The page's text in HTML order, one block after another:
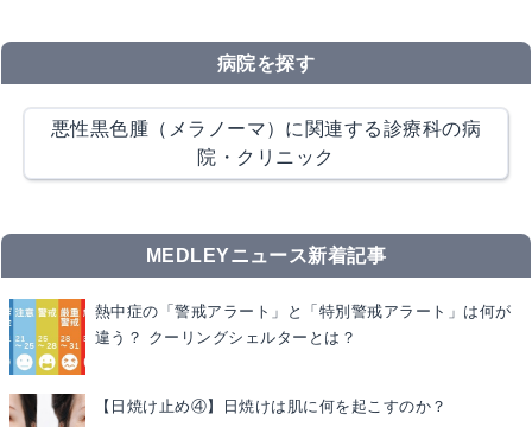
病院を探す
悪性黒色腫（メラノーマ）に関連する診療科の病
院・クリニック
MEDLEYニュース新着記事
熱中症の「警戒アラート」と「特別警戒アラート」は何が
違う？ クーリングシェルターとは？
【日焼け止め④】日焼けは肌に何を起こすのか？